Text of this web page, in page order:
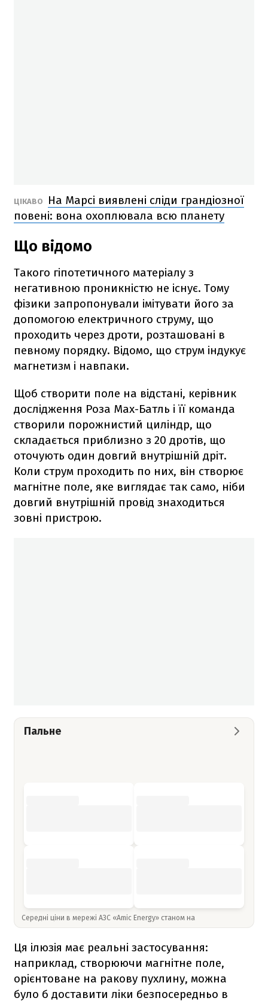
ЦІКАВО
На Марсі виявлені сліди грандіозної
повені: вона охоплювала всю планету
Що відомо
Такого гіпотетичного матеріалу з
негативною проникністю не існує. Тому
фізики запропонували імітувати його за
допомогою електричного струму, що
проходить через дроти, розташовані в
певному порядку. Відомо, що струм індукує
магнетизм і навпаки.
Щоб створити поле на відстані, керівник
дослідження Роза Мах-Батль і її команда
створили порожнистий циліндр, що
складається приблизно з 20 дротів, що
оточують один довгий внутрішній дріт.
Коли струм проходить по них, він створює
магнітне поле, яке виглядає так само, ніби
довгий внутрішній провід знаходиться
зовні пристрою.
Пальне
Середні ціни в мережі АЗС «Amic Energy» станом на
Ця ілюзія має реальні застосування:
наприклад, створюючи магнітне поле,
орієнтоване на ракову пухлину, можна
було б доставити ліки безпосередньо в